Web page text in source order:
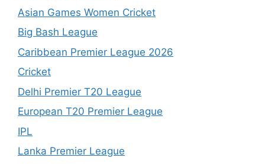
Asian Games Women Cricket
Big Bash League
Caribbean Premier League 2026
Cricket
Delhi Premier T20 League
European T20 Premier League
IPL
Lanka Premier League